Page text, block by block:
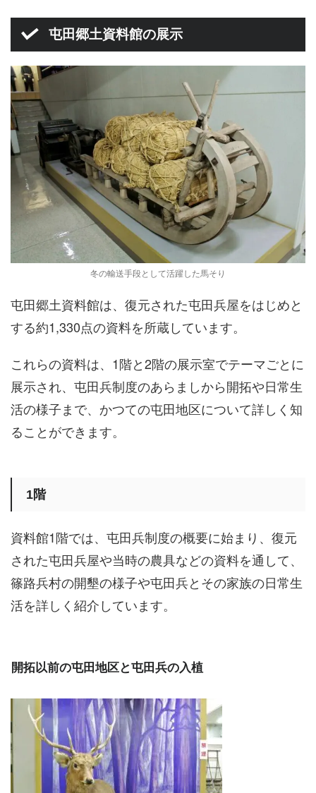
屯田郷土資料館の展示
冬の輸送手段として活躍した馬そり
屯田郷土資料館は、復元された屯田兵屋をはじめと
する約1,330点の資料を所蔵しています。
これらの資料は、1階と2階の展示室でテーマごとに
展示され、屯田兵制度のあらましから開拓や日常生
活の様子まで、かつての屯田地区について詳しく知
ることができます。
1階
資料館1階では、屯田兵制度の概要に始まり、復元
された屯田兵屋や当時の農具などの資料を通して、
篠路兵村の開墾の様子や屯田兵とその家族の日常生
活を詳しく紹介しています。
開拓以前の屯田地区と屯田兵の入植